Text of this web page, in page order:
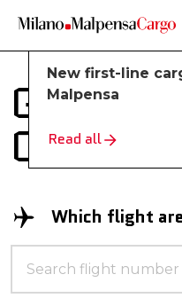
Global
New first-line
Malpensa
Read all
Which flight